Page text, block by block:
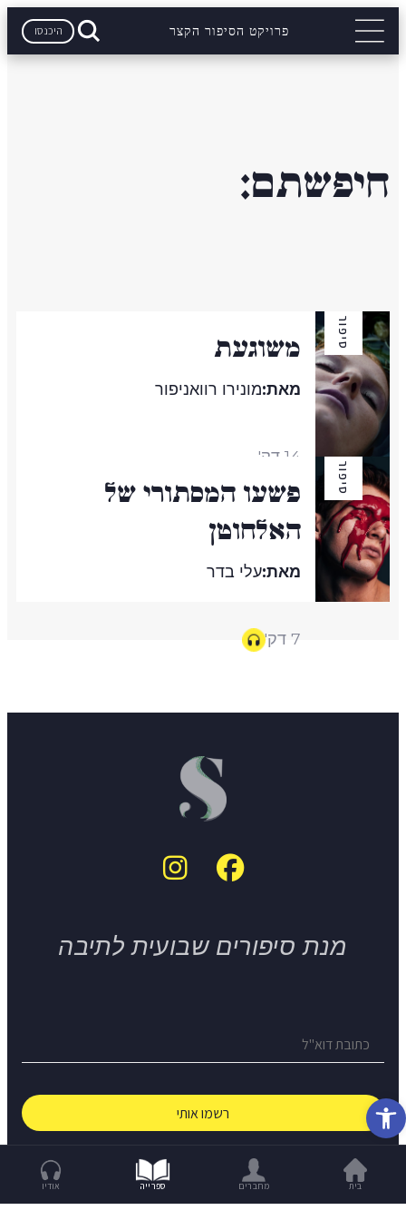
פתח סרגל נגישות
פרויקט הסיפור הקצר היכנסו
חיפשתם:
סיפור משוגעת
מאת:מונירו רוואניפור
14 דק'
סיפור
פשעו המסתורי של
האלחוטן
מאת:עלי בדר
7 דק'
מנת סיפורים שבועית לתיבה
Build With Love -OCW בית מחברים ספרייה אודיו